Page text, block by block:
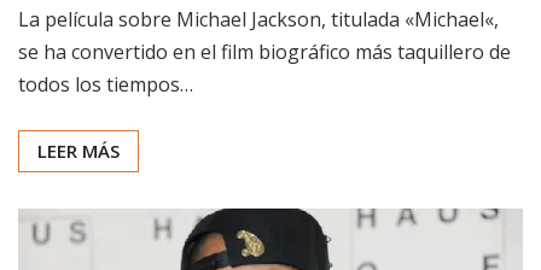
La película sobre Michael Jackson, titulada «Michael«,
se ha convertido en el film biográfico más taquillero de
todos los tiempos…
LEER MÁS